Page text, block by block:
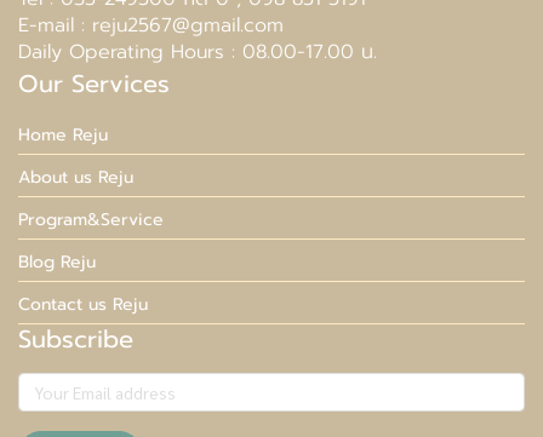
E-mail : reju2567@gmail.com
Daily Operating Hours : 08.00-17.00 น.
Our Services
Home Reju
About us Reju
Program&Service
Blog Reju
Contact us Reju
Subscribe